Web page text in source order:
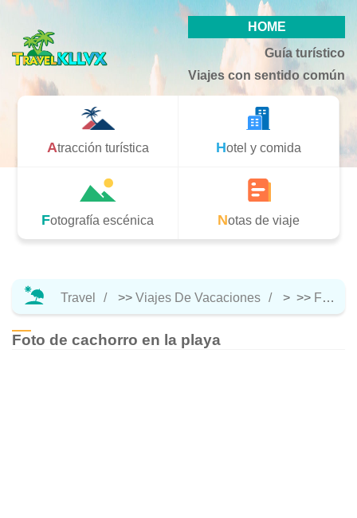
HOME
Guía turístico
Viajes con sentido común
Atracción turística Hotel y comida
Fotografía escénica Notas de viaje
Travel >> Viajes De Vacaciones > >> Fotografía Escénica
Foto de cachorro en la playa